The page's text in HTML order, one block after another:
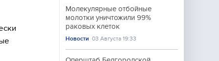
Молекулярные отбойные
молотки уничтожили 99%
раковых клеток
Новости 03 Августа 19:33